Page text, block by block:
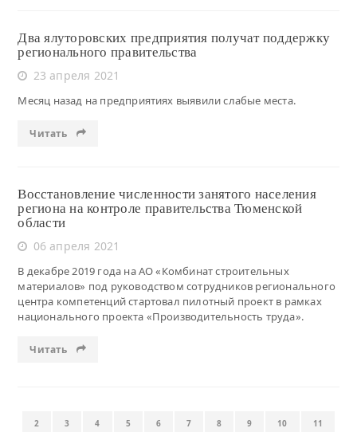
Два ялуторовских предприятия получат поддержку
регионального правительства
23 апреля 2021
Месяц назад на предприятиях выявили слабые места.
Читать
Восстановление численности занятого населения
региона на контроле правительства Тюменской
области
06 апреля 2021
В декабре 2019 года на АО «Комбинат строительных
материалов» под руководством сотрудников регионального
центра компетенций стартовал пилотный проект в рамках
национального проекта «Производительность труда».
Читать
2 3 4 5 6 7 8 9 10 11